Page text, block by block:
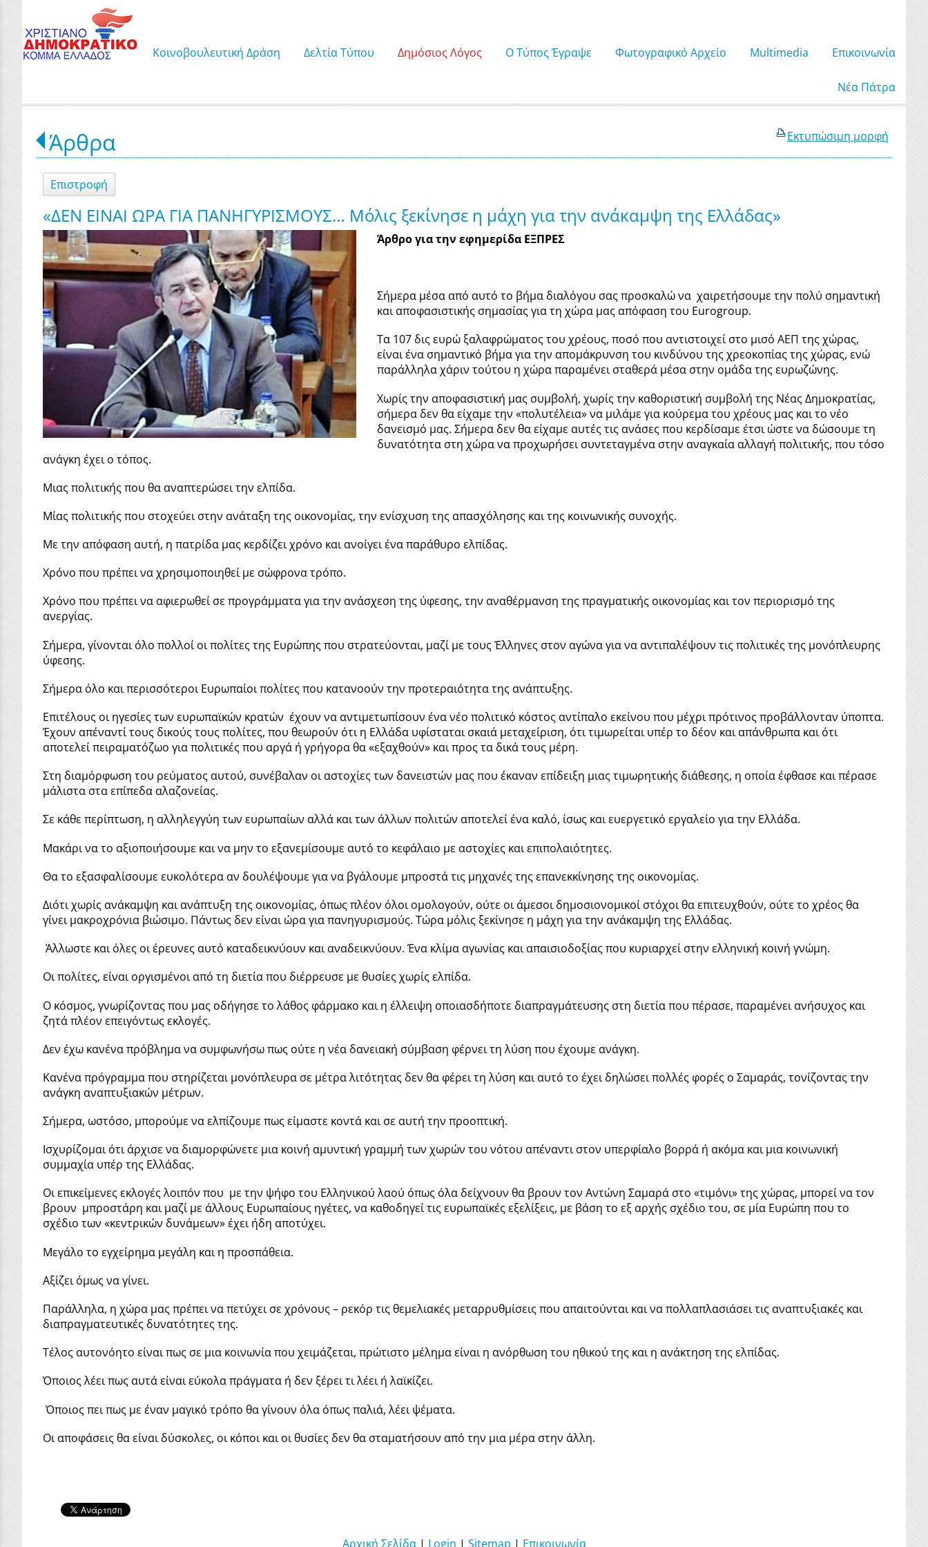
Κοινοβουλευτική Δράση Δελτία Τύπου Δημόσιος Λόγος Ο Τύπος Έγραψε Φωτογραφικό Αρχείο Μultimedia Επικοινωνία
Νέα Πάτρα
Εκτυπώσιμη μορφή
Άρθρα
Επιστροφή
«ΔΕΝ ΕΙΝΑΙ ΩΡΑ ΓΙΑ ΠΑΝΗΓΥΡΙΣΜΟΥΣ… Μόλις ξεκίνησε η μάχη για την ανάκαμψη της Ελλάδας»
Άρθρο για την εφημερίδα ΕΞΠΡΕΣ
Σήμερα μέσα από αυτό το βήμα διαλόγου σας προσκαλώ να χαιρετήσουμε την πολύ σημαντική
και αποφασιστικής σημασίας για τη χώρα μας απόφαση του Eurogroup.
Τα 107 δις ευρώ ξαλαφρώματος του χρέους, ποσό που αντιστοιχεί στο μισό ΑΕΠ της χώρας,
είναι ένα σημαντικό βήμα για την απομάκρυνση του κινδύνου της χρεοκοπίας της χώρας, ενώ
παράλληλα χάριν τούτου η χώρα παραμένει σταθερά μέσα στην ομάδα της ευρωζώνης.
Χωρίς την αποφασιστική μας συμβολή, χωρίς την καθοριστική συμβολή της Νέας Δημοκρατίας,
σήμερα δεν θα είχαμε την «πολυτέλεια» να μιλάμε για κούρεμα του χρέους μας και το νέο
δανεισμό μας. Σήμερα δεν θα είχαμε αυτές τις ανάσες που κερδίσαμε έτσι ώστε να δώσουμε τη
δυνατότητα στη χώρα να προχωρήσει συντεταγμένα στην αναγκαία αλλαγή πολιτικής, που τόσο
ανάγκη έχει ο τόπος.
Μιας πολιτικής που θα αναπτερώσει την ελπίδα.
Μίας πολιτικής που στοχεύει στην ανάταξη της οικονομίας, την ενίσχυση της απασχόλησης και της κοινωνικής συνοχής.
Με την απόφαση αυτή, η πατρίδα μας κερδίζει χρόνο και ανοίγει ένα παράθυρο ελπίδας.
Χρόνο που πρέπει να χρησιμοποιηθεί με σώφρονα τρόπο.
Χρόνο που πρέπει να αφιερωθεί σε προγράμματα για την ανάσχεση της ύφεσης, την αναθέρμανση της πραγματικής οικονομίας και τον περιορισμό της
ανεργίας.
Σήμερα, γίνονται όλο πολλοί οι πολίτες της Ευρώπης που στρατεύονται, μαζί με τους Έλληνες στον αγώνα για να αντιπαλέψουν τις πολιτικές της μονόπλευρης
ύφεσης.
Σήμερα όλο και περισσότεροι Ευρωπαίοι πολίτες που κατανοούν την προτεραιότητα της ανάπτυξης.
Επιτέλους οι ηγεσίες των ευρωπαϊκών κρατών έχουν να αντιμετωπίσουν ένα νέο πολιτικό κόστος αντίπαλο εκείνου που μέχρι πρότινος προβάλλονταν ύποπτα.
Έχουν απέναντί τους δικούς τους πολίτες, που θεωρούν ότι η Ελλάδα υφίσταται σκαιά μεταχείριση, ότι τιμωρείται υπέρ το δέον και απάνθρωπα και ότι
αποτελεί πειραματόζωο για πολιτικές που αργά ή γρήγορα θα «εξαχθούν» και προς τα δικά τους μέρη.
Στη διαμόρφωση του ρεύματος αυτού, συνέβαλαν οι αστοχίες των δανειστών μας που έκαναν επίδειξη μιας τιμωρητικής διάθεσης, η οποία έφθασε και πέρασε
μάλιστα στα επίπεδα αλαζονείας.
Σε κάθε περίπτωση, η αλληλεγγύη των ευρωπαίων αλλά και των άλλων πολιτών αποτελεί ένα καλό, ίσως και ευεργετικό εργαλείο για την Ελλάδα.
Μακάρι να το αξιοποιήσουμε και να μην το εξανεμίσουμε αυτό το κεφάλαιο με αστοχίες και επιπολαιότητες.
Θα το εξασφαλίσουμε ευκολότερα αν δουλέψουμε για να βγάλουμε μπροστά τις μηχανές της επανεκκίνησης της οικονομίας.
Διότι χωρίς ανάκαμψη και ανάπτυξη της οικονομίας, όπως πλέον όλοι ομολογούν, ούτε οι άμεσοι δημοσιονομικοί στόχοι θα επιτευχθούν, ούτε το χρέος θα
γίνει μακροχρόνια βιώσιμο. Πάντως δεν είναι ώρα για πανηγυρισμούς. Τώρα μόλις ξεκίνησε η μάχη για την ανάκαμψη της Ελλάδας.
Άλλωστε και όλες οι έρευνες αυτό καταδεικνύουν και αναδεικνύουν. Ένα κλίμα αγωνίας και απαισιοδοξίας που κυριαρχεί στην ελληνική κοινή γνώμη.
Οι πολίτες, είναι οργισμένοι από τη διετία που διέρρευσε με θυσίες χωρίς ελπίδα.
Ο κόσμος, γνωρίζοντας που μας οδήγησε το λάθος φάρμακο και η έλλειψη οποιασδήποτε διαπραγμάτευσης στη διετία που πέρασε, παραμένει ανήσυχος και
ζητά πλέον επειγόντως εκλογές.
Δεν έχω κανένα πρόβλημα να συμφωνήσω πως ούτε η νέα δανειακή σύμβαση φέρνει τη λύση που έχουμε ανάγκη.
Κανένα πρόγραμμα που στηρίζεται μονόπλευρα σε μέτρα λιτότητας δεν θα φέρει τη λύση και αυτό το έχει δηλώσει πολλές φορές ο Σαμαράς, τονίζοντας την
ανάγκη αναπτυξιακών μέτρων.
Σήμερα, ωστόσο, μπορούμε να ελπίζουμε πως είμαστε κοντά και σε αυτή την προοπτική.
Ισχυρίζομαι ότι άρχισε να διαμορφώνετε μια κοινή αμυντική γραμμή των χωρών του νότου απέναντι στον υπερφίαλο βορρά ή ακόμα και μια κοινωνική
συμμαχία υπέρ της Ελλάδας.
Οι επικείμενες εκλογές λοιπόν που με την ψήφο του Ελληνικού λαού όπως όλα δείχνουν θα βρουν τον Αντώνη Σαμαρά στο «τιμόνι» της χώρας, μπορεί να τον
βρουν μπροστάρη και μαζί με άλλους Ευρωπαίους ηγέτες, να καθοδηγεί τις ευρωπαϊκές εξελίξεις, με βάση το εξ αρχής σχέδιο του, σε μία Ευρώπη που το
σχέδιο των «κεντρικών δυνάμεων» έχει ήδη αποτύχει.
Μεγάλο το εγχείρημα μεγάλη και η προσπάθεια.
Αξίζει όμως να γίνει.
Παράλληλα, η χώρα μας πρέπει να πετύχει σε χρόνους – ρεκόρ τις θεμελιακές μεταρρυθμίσεις που απαιτούνται και να πολλαπλασιάσει τις αναπτυξιακές και
διαπραγματευτικές δυνατότητες της.
Τέλος αυτονόητο είναι πως σε μια κοινωνία που χειμάζεται, πρώτιστο μέλημα είναι η ανόρθωση του ηθικού της και η ανάκτηση της ελπίδας.
Όποιος λέει πως αυτά είναι εύκολα πράγματα ή δεν ξέρει τι λέει ή λαϊκίζει.
Όποιος πει πως με έναν μαγικό τρόπο θα γίνουν όλα όπως παλιά, λέει ψέματα.
Οι αποφάσεις θα είναι δύσκολες, οι κόποι και οι θυσίες δεν θα σταματήσουν από την μια μέρα στην άλλη.
Αρχική Σελίδα | Login | Sitemap | Επικοινωνία